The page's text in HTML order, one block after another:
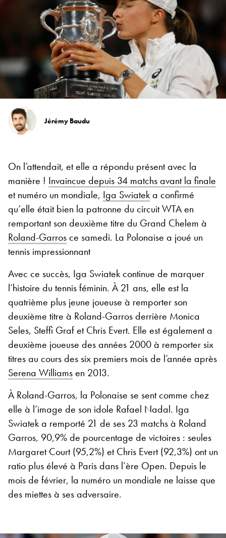
Jérémy Baudu
On l’attendait, et elle a répondu présent avec la
manière ! Invaincue depuis 34 matchs avant la finale
et numéro un mondiale, Iga Swiateka confirmé
qu’elle était bien la patronne du circuit WTA en
remportant son deuxième titre du Grand Chelem à
Roland-Garrosce samedi. La Polonaise a joué un
tennis impressionnant
Avec ce succès, Iga Swiatek continue de marquer
l’histoire du tennis féminin. À 21 ans, elle est la
quatrième plus jeune joueuse à remporter son
deuxième titre à Roland-Garros derrière Monica
Seles, Steffi Graf et Chris Evert. Elle est également a
deuxième joueuse des années 2000 à remporter six
titres au cours des six premiers mois de l’année après
Serena Williamsen 2013.
À Roland-Garros, la Polonaise se sent comme chez
elle à l’image de son idole Rafael Nadal. Iga
Swiatek a remporté 21 de ses 23 matchs à Roland
Garros, 90,9% de pourcentage de victoires : seules
Margaret Court (95,2%) et Chris Evert (92,3%) ont un
ratio plus élevé à Paris dans l’ère Open. Depuis le
mois de février, la numéro un mondiale ne laisse que
des miettes à ses adversaire.